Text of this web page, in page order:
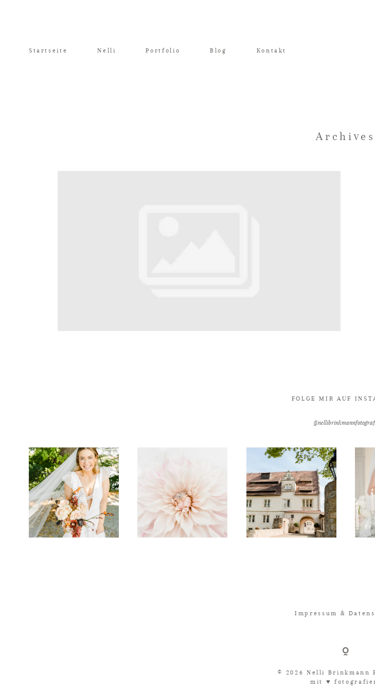
Startseite Nelli Portfolio Blog Kontakt
Archives
FOLGE MIR AUF
Impressum &
© 2026 Nelli Brinkmann
mit ♥︎